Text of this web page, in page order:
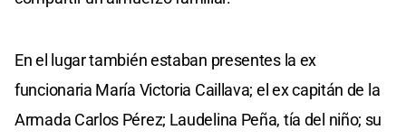
En el lugar también estaban presentes la ex
funcionaria María Victoria Caillava; el ex capitán de la
Armada Carlos Pérez; Laudelina Peña, tía del niño; su